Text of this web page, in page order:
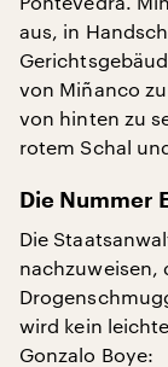
aus, in
von Miñanco
von hinten zu
rotem Schal
Die Nummer
Die
nachzuweisen,
wird kein
Gonzalo Boye: